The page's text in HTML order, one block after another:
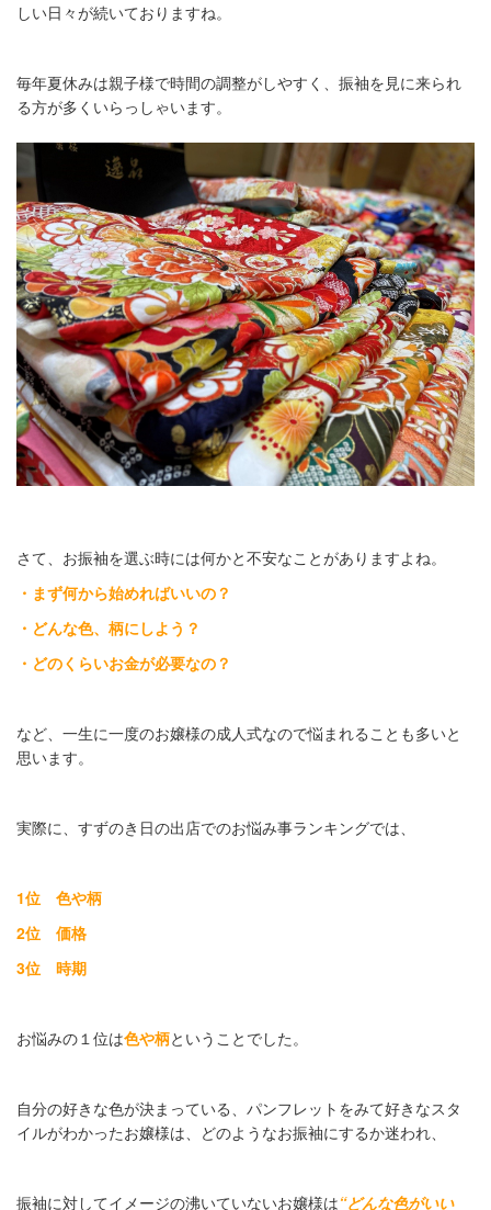
しい日々が続いておりますね。
毎年夏休みは親子様で時間の調整がしやすく、振袖を見に来られ
る方が多くいらっしゃいます。
さて、お振袖を選ぶ時には何かと不安なことがありますよね。
・まず何から始めればいいの？
・どんな色、柄にしよう？
・どのくらいお金が必要なの？
など、一生に一度のお嬢様の成人式なので悩まれることも多いと
思います。
実際に、すずのき日の出店でのお悩み事ランキングでは、
1位 色や柄
2位 価格
3位 時期
お悩みの１位は色や柄ということでした。
自分の好きな色が決まっている、パンフレットをみて好きなスタ
イルがわかったお嬢様は、どのようなお振袖にするか迷われ、
振袖に対してイメージの沸いていないお嬢様は“どんな色がいい